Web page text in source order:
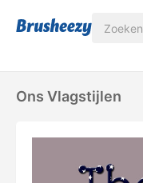
Ons Vlagstijlen